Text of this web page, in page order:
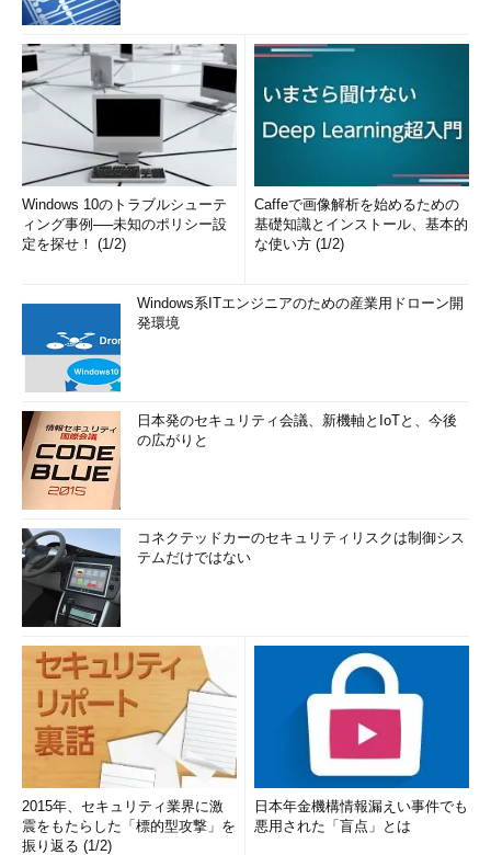
Windows 10のトラブルシューテ
ィング事例──未知のポリシー設
定を探せ！ (1/2)
Caffeで画像解析を始めるための
基礎知識とインストール、基本的
な使い方 (1/2)
Windows系ITエンジニアのための産業用ドローン開
発環境
日本発のセキュリティ会議、新機軸とIoTと、今後
の広がりと
コネクテッドカーのセキュリティリスクは制御シス
テムだけではない
2015年、セキュリティ業界に激
震をもたらした「標的型攻撃」を
振り返る (1/2)
日本年金機構情報漏えい事件でも
悪用された「盲点」とは